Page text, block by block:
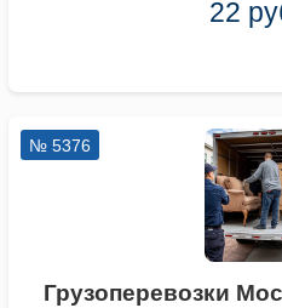
22
№ 5376
Грузоперевозки